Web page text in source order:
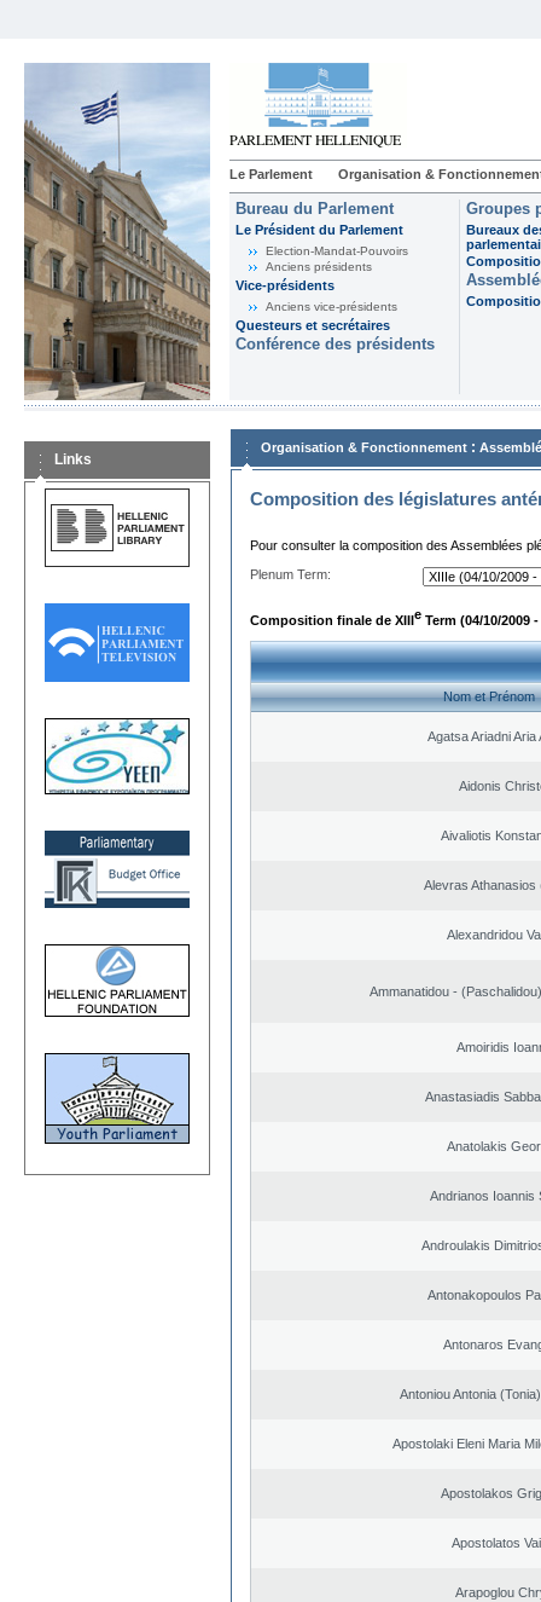
Le Parlement Organisation &
Bureau du Parlement
Le Président du Parlement
Election-Mandat-Pouvoirs
Anciens présidents
Vice-présidents
Anciens vice-présidents
Questeurs et secrétaires
Conférence des présidents
Groupes
Bureaux
Links
Organisation & Fonctionnement :
Composition des législatures
Pour consulter la composition des Assemblées
Plenum Term:
Composition finale de XIIIe Term (04/10/2009 -
Nom et Prénom
Agatsa Ariadni Aria
Aidonis
Aivaliotis
Alevras Athanasios
Alexandridou
Ammanatidou -
Amoiridis
Anastasiadis
Anatolakis
Andrianos Ioannis
Androulakis
Antonakopoulos
Antonaros
Antoniou Antonia
Apostolaki Eleni Maria
Apostolakos
Apostolatos
Arapoglou